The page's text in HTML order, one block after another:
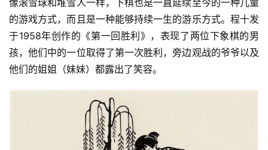
像滚雪球和堆雪人一样，下棋也是一直延续至今的一种儿童
的游戏方式，而且是一种能够持续一生的游乐方式。程十发
于1958年创作的《第一回胜利》，表现了两位下象棋的男
孩，他们中的一位取得了第一次胜利，旁边观战的爷爷以及
他们的姐姐（妹妹）都露出了笑容。